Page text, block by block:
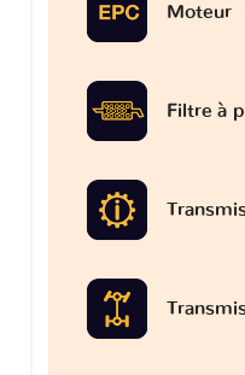
Moteur
Filtre à